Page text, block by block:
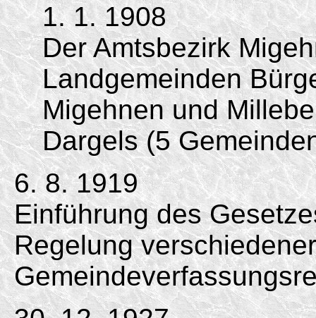
1. 1. 1908
Der Amtsbezirk
Landgemeinden
Migehnen und
Dargels (5
6. 8. 1919
Einführung des
Regelung